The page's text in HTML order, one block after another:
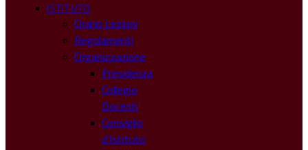
ISTITUTO
Orario Lezioni
Regolamenti
Organizzazione
Presidenza
Collegio
Docenti
Consiglio
d’Istituto